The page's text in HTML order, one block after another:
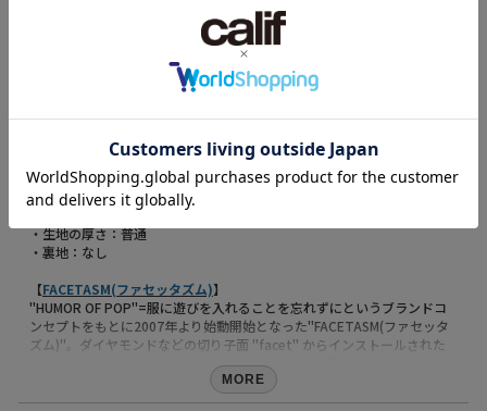
裏毛のコットン素材を使用した、FACETASMらしいスウェット。
7BARプリントデザインやバックに施されたジップで開閉できる特長的な
サイドジップもうまく使うと、前だけパンツにインするスタイルも出来
身幅の広いオーバーシルエット。
メーカー品番：KR-SW-U03
・透け感：なし
・生地の厚さ：普通
・裏地：なし
【FACETASM(ファセッタズム)】
"HUMOR OF POP"=服に遊びを入れることを忘れずにというブランドコ
ンセプトをもとに2007年より始動開始となった"FACETASM(ファセッタ
ズム)"。ダイヤモンドなどの切り子面 "facet" からインストールされた
ブランド名には "様々な見え方" "様々な顔" という意味が込められていま
す。2013年からはランウェイにもデビューさせ、ファッションシーンに
新たな旋風を巻き起こした。
MORE